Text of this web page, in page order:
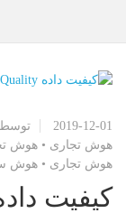
2019-12-01 توسط
هوش تجاری • هوش
هوش تجاری • هوش
کیفیت